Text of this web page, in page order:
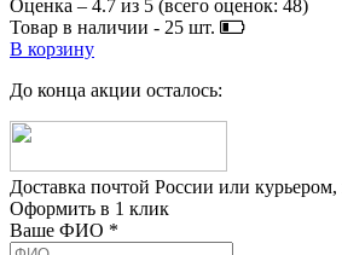
Оценка – 4.7 из 5 (всего оценок: 48)
Товар в наличии - 25 шт.
В корзину
До конца акции осталось:
Доставка почтой России или
Оформить в 1 клик
Ваше ФИО *